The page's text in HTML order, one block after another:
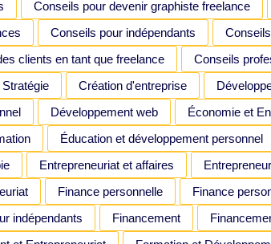
Conseils pour devenir graphiste freelance
Conseils pour indépendants
clients en tant que freelance
Conseils
Création d'entreprise
Développement web Économie et
Éducation et développement personnel
Entrepreneuriat et affaires
Finance personnelle
Finance
indépendants
Financement